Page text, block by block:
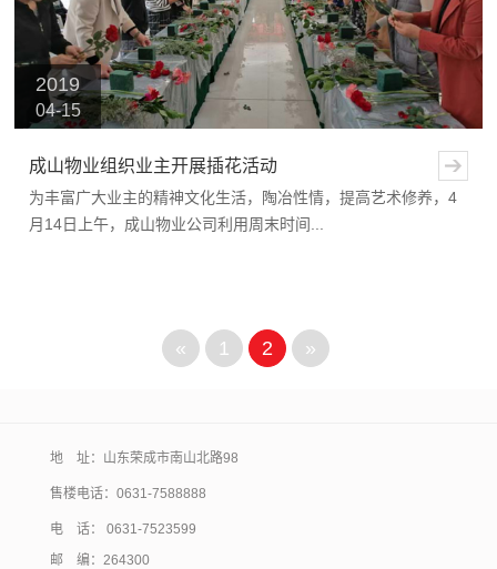
2019
04-15
成山物业组织业主开展插花活动
为丰富广大业主的精神文化生活，陶冶性情，提高艺术修养，4
月14日上午，成山物业公司利用周末时间...
« 1 2 »
地 址：山东荣成市南山北路98
售楼电话： 0631-7588888
电 话： 0631-7523599
邮 编：264300